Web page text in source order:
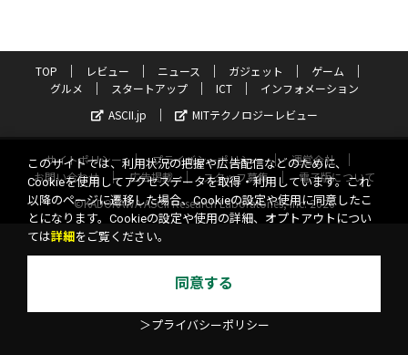
TOP レビュー ニュース ガジェット
ゲーム
グルメ
スタートアップ ICT
インフォメーション
ASCII.jp
MITテクノロジーレビュー
サイトポリシー プライバシーポリシー
運営会社
お問い合わせ
広告掲載 スタッフ募集
電子版について
©KADOKAWA ASCII Research Laboratories, Inc. 2026
このサイトでは、利用状況の把握や広告配信などのために、
Cookieを使用してアクセスデータを取得・利用しています。これ
以降のページに遷移した場合、Cookieの設定や使用に同意したこ
とになります。Cookieの設定や使用の詳細、オプトアウトについ
ては詳細 をご覧ください。
同意する
＞プライバシーポリシー